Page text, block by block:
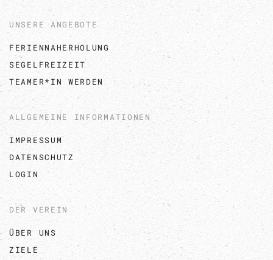
UNSERE ANGEBOTE
FERIENNAHERHOLUNG
SEGELFREIZEIT
TEAMER*IN WERDEN
ALLGEMEINE INFORMATIONEN
IMPRESSUM
DATENSCHUTZ
LOGIN
DER VEREIN
ÜBER UNS
ZIELE